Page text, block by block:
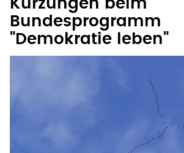
Bundesprogramm
"Demokratie leben"